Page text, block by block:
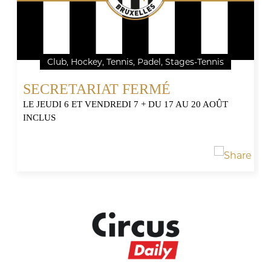
Club, Hockey, Tennis, Padel, Stages-Tennis
SECRETARIAT FERMÉ
LE JEUDI 6 ET VENDREDI 7 + DU 17 AU 20 AOÛT
INCLUS